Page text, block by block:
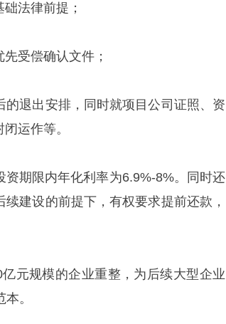
法律前提；
受偿确认文件；
退出安排，同时就项目公司证照、资
运作等。
期限内年化利率为6.9%-8%。同时还
建设的前提下，有权要求提前还款，
元规模的企业重整，为后续大型企业
。